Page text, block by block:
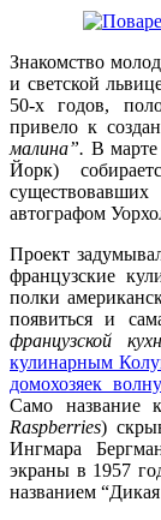
Знакомство
и светской
50-х годов,
привело к
малина”. В
Йорк)
автографом
Проект
французские
полки
появиться и
французской
кулинарным
домохозяек
Само название
Raspberries)
Ингмара
экраны в 1957
названием